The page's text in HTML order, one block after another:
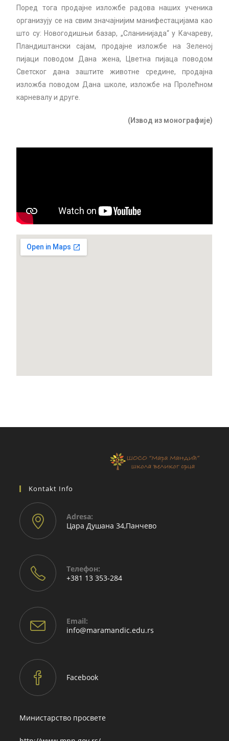
Поред тога продајне изложбе радова наших ученика
организују се на свим значајнијим манифестацијама као
што су: Новогодишњи базар, „Сланинијада“ у Качареву,
Пландиштански сајам, продајне изложбе на Зеленоj
пијаци поводом Дана жена, Цветна пијаца поводом
Светског дана заштите животне средине, продајна
изложба поводом Дана школе, изложбе на Пролећном
карневалу и друге.
(Извод из монографије)
Kontakt Info
Adresа:
Цара Душана 34,Панчево
Телефон:
+381 13 353-284
Email:
info@maramandic.edu.rs
Facebook
Министарство просвете